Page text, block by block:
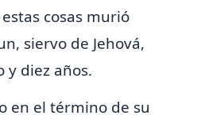
cosas murió
siervo de Jehová,
y diez años.
en el término de su